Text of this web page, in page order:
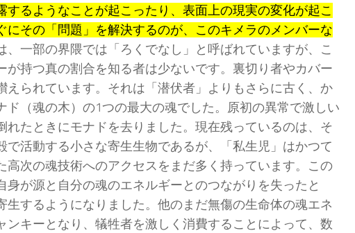
するようなことが起こったり、表面上の現実の変化が起こ
にその「問題」を解決するのが、このキメラのメンバーな
、一部の界隈では「ろくでなし」と呼ばれていますが、こ
が持つ真の割合を知る者は少ないです。裏切り者やカバー
えられています。それは「潜伏者」よりもさらに古く、か
ド（魂の木）の1つの最大の魂でした。原初の異常で激しい
れたときにモナドを去りました。現在残っているのは、そ
で活動する小さな寄生生物であるが、「私生児」はかつて
高次の魂技術へのアクセスをまだ多く持っています。この
身が源と自分の魂のエネルギーとのつながりを失ったと
生するようになりました。他のまだ無傷の生命体の魂エネ
ンキーとなり、犠牲者を激しく消費することによって、数